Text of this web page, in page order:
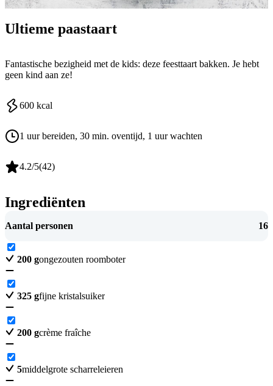
Ultieme paastaart
Fantastische bezigheid met de kids: deze feesttaart bakken. Je hebt
geen kind aan ze!
600 kcal
1 uur bereiden, 30 min. oventijd, 1 uur wachten
4.2/5(42)
Ingrediënten
Aantal personen 16
200 gongezouten roomboter
325 gfijne kristalsuiker
200 gcrème fraîche
5middelgrote scharreleieren